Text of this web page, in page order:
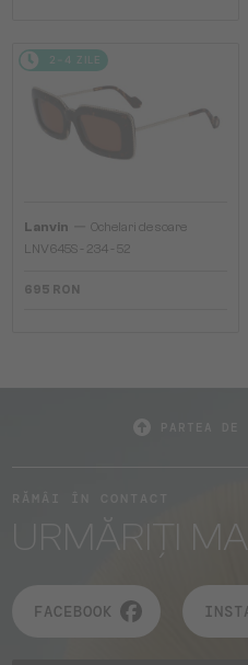
2-4 ZILE
Lanvin
Ochelari de soare
LNV645S - 234 - 52
695 RON
URMĂRIȚI
FACEBOOK